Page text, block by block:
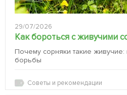
29/07/2026
Как бороться с живучими
Почему сорняки такие
борьбы
Советы и рекомендации